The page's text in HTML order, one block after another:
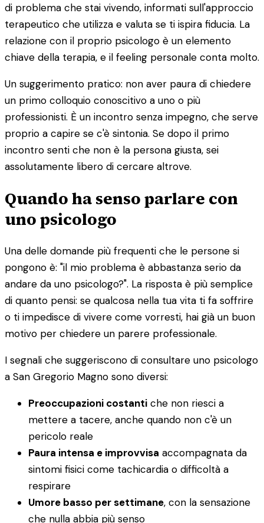
di problema che stai vivendo, informati sull'approccio
terapeutico che utilizza e valuta se ti ispira fiducia. La
relazione con il proprio psicologo è un elemento
chiave della terapia, e il feeling personale conta molto.
Un suggerimento pratico: non aver paura di chiedere
un primo colloquio conoscitivo a uno o più
professionisti. È un incontro senza impegno, che serve
proprio a capire se c'è sintonia. Se dopo il primo
incontro senti che non è la persona giusta, sei
assolutamente libero di cercare altrove.
Quando ha senso parlare con
uno psicologo
Una delle domande più frequenti che le persone si
pongono è: "il mio problema è abbastanza serio da
andare da uno psicologo?". La risposta è più semplice
di quanto pensi: se qualcosa nella tua vita ti fa soffrire
o ti impedisce di vivere come vorresti, hai già un buon
motivo per chiedere un parere professionale.
I segnali che suggeriscono di consultare uno psicologo
a San Gregorio Magno sono diversi:
Preoccupazioni costanti che non riesci a
mettere a tacere, anche quando non c'è un
pericolo reale
Paura intensa e improvvisa accompagnata da
sintomi fisici come tachicardia o difficoltà a
respirare
Umore basso per settimane, con la sensazione
che nulla abbia più senso